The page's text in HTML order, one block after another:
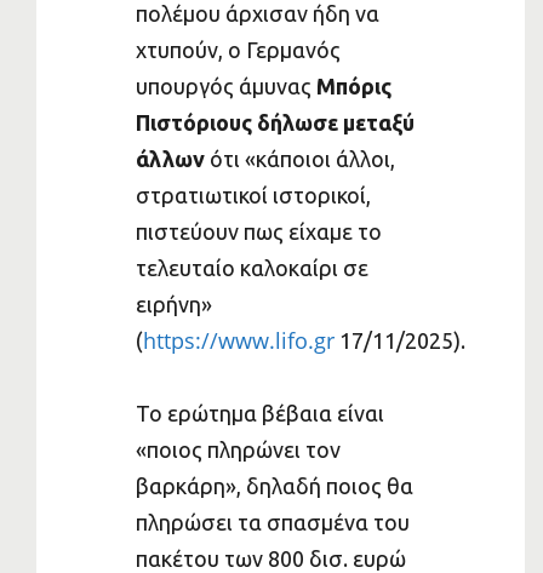
πολέμου άρχισαν ήδη να
χτυπούν, ο Γερμανός
υπουργός άμυνας Μπόρις
Πιστόριους δήλωσε μεταξύ
άλλων ότι «κάποιοι άλλοι,
στρατιωτικοί ιστορικοί,
πιστεύουν πως είχαμε το
τελευταίο καλοκαίρι σε
ειρήνη»
(https://www.lifo.gr 17/11/2025).
Το ερώτημα βέβαια είναι
«ποιος πληρώνει τον
βαρκάρη», δηλαδή ποιος θα
πληρώσει τα σπασμένα του
πακέτου των 800 δισ. ευρώ